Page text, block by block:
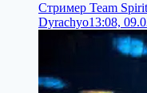
Стример Team
Dyrachyo13:08,